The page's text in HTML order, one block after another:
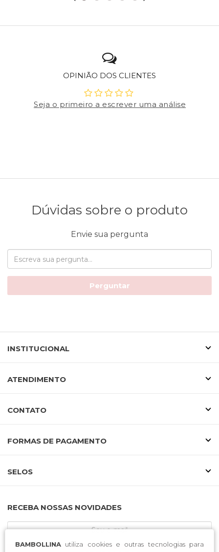
BAMBOLLINA utiliza cookies e outras tecnologias para
OPINIÃO DOS CLIENTES
Seja o primeiro a escrever uma análise
Dúvidas sobre o produto
Envie sua pergunta
Perguntar
INSTITUCIONAL
ATENDIMENTO
CONTATO
FORMAS DE PAGAMENTO
SELOS
RECEBA NOSSAS NOVIDADES